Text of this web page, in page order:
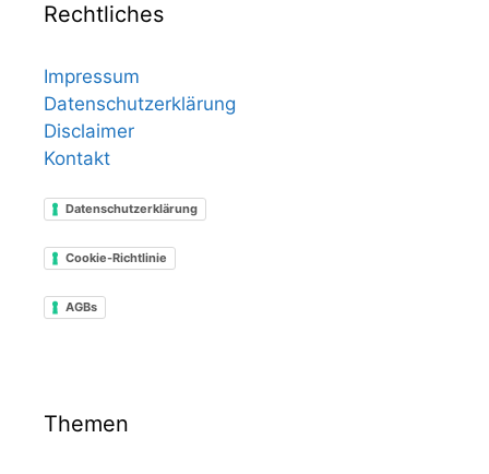
Rechtliches
Impressum
Datenschutzerklärung
Disclaimer
Kontakt
Datenschutzerklärung
Cookie-Richtlinie
AGBs
Themen